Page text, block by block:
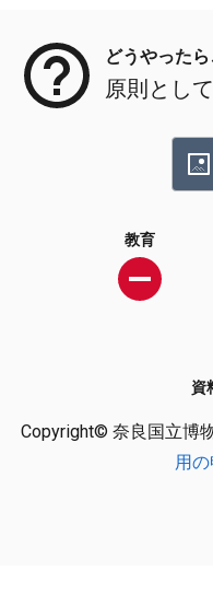
どうやった
原則とし
教育
資
Copyright© 奈良国立博
用